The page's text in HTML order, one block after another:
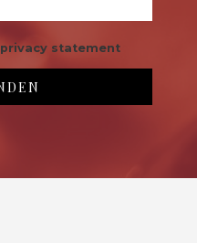
privacy statement